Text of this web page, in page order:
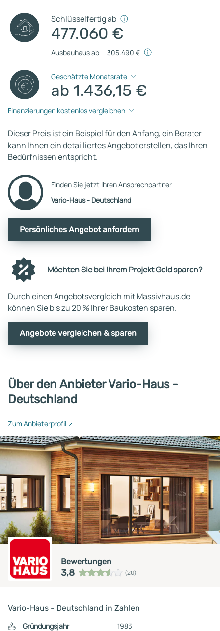
Schlüsselfertig ab
477.060 €
Ausbauhaus ab 305.490 €
Geschätzte Monatsrate
ab 1.436,15 €
Finanzierungen kostenlos vergleichen
Dieser Preis ist ein Beispiel für den Anfang, ein Berater
kann Ihnen ein detailliertes Angebot erstellen, das Ihren
Bedürfnissen entspricht.
Finden Sie jetzt Ihren Ansprechpartner
Vario-Haus - Deutschland
Persönliches Angebot anfordern
Möchten Sie bei Ihrem Projekt Geld sparen?
Durch einen Angebotsvergleich mit Massivhaus.de
können Sie bis zu 20 % Ihrer Baukosten sparen.
Angebote vergleichen & sparen
Über den Anbieter Vario-Haus -
Deutschland
Zum Anbieterprofil
Bewertungen
3,8 (20)
Vario-Haus - Deutschland in Zahlen
Gründungsjahr
1983